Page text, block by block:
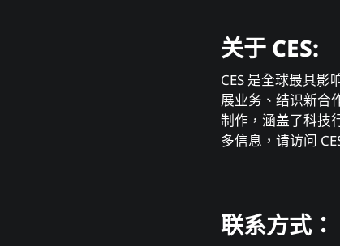
关于 CES:
CES 是全球最具
展业务、结识新合
制作，涵盖了科技
多信息，请访问
联系⽅式：